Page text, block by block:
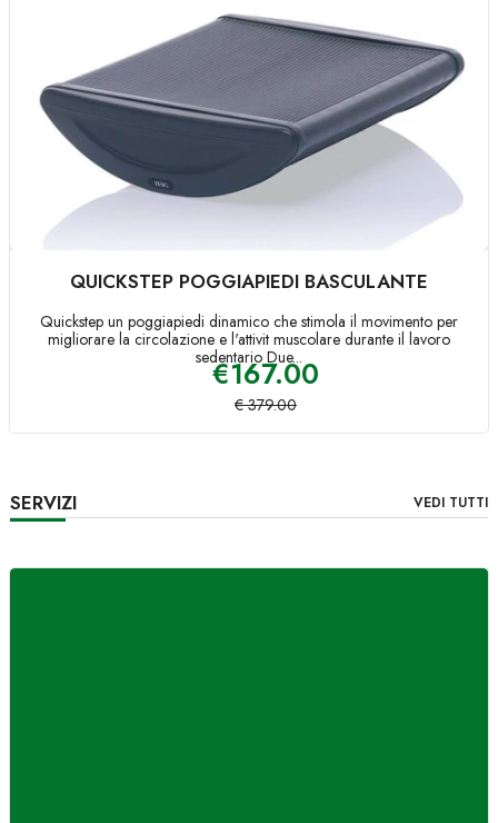
QUICKSTEP POGGIAPIEDI BASCULANTE
Quickstep un poggiapiedi dinamico che stimola il movimento per
migliorare la circolazione e l'attivit muscolare durante il lavoro
sedentario Due...
€167.00
€ 379.00
SERVIZI VEDI TUTTI